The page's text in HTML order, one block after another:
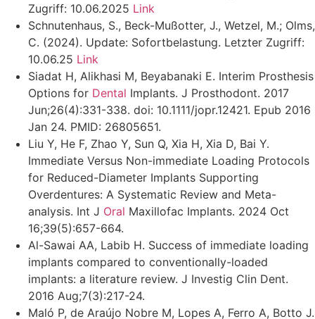
Zugriff: 10.06.2025 Link
Schnutenhaus, S., Beck-Mußotter, J., Wetzel, M.; Olms,
C. (2024). Update: Sofortbelastung. Letzter Zugriff:
10.06.25 Link
Siadat H, Alikhasi M, Beyabanaki E. Interim Prosthesis
Options for Dental Implants. J Prosthodont. 2017
Jun;26(4):331-338. doi: 10.1111/jopr.12421. Epub 2016
Jan 24. PMID: 26805651.
Liu Y, He F, Zhao Y, Sun Q, Xia H, Xia D, Bai Y.
Immediate Versus Non-immediate Loading Protocols
for Reduced-Diameter Implants Supporting
Overdentures: A Systematic Review and Meta-
analysis. Int J Oral Maxillofac Implants. 2024 Oct
16;39(5):657-664.
Al-Sawai AA, Labib H. Success of immediate loading
implants compared to conventionally-loaded
implants: a literature review. J Investig Clin Dent.
2016 Aug;7(3):217-24.
Maló P, de Araújo Nobre M, Lopes A, Ferro A, Botto J.